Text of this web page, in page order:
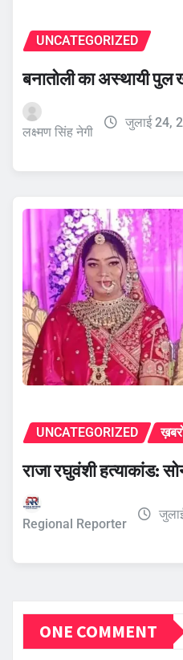
UNCATEGORIZED
बनातोली का अस्थायी पुल
लक्ष्मण सिंह नेगी
जुलाई 24,
UNCATEGORIZED
राजा रघुवंशी हत्याकांड:
Regional Reporter
ONE COMMENT